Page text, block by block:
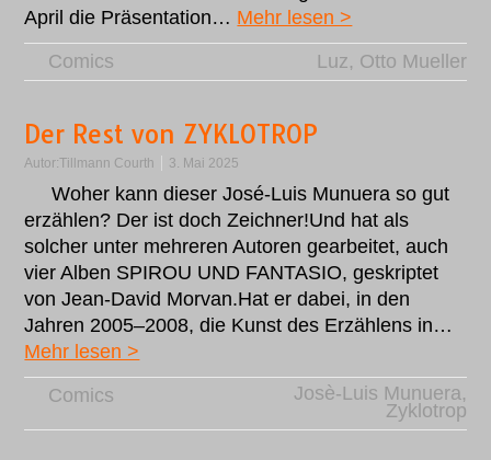
April die Präsentation… Mehr lesen >
Comics
Luz, Otto Mueller
Der Rest von ZYKLOTROP
Autor:Tillmann Courth 3. Mai 2025
Woher kann dieser José-Luis Munuera so gut
erzählen? Der ist doch Zeichner!Und hat als
solcher unter mehreren Autoren gearbeitet, auch
vier Alben SPIROU UND FANTASIO, geskriptet
von Jean-David Morvan.Hat er dabei, in den
Jahren 2005–2008, die Kunst des Erzählens in…
Mehr lesen >
Comics
Josè-Luis Munuera,
Zyklotrop